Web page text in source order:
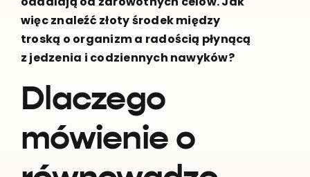
więc znaleźć złoty środek między
troską o organizm a radością płynącą
z jedzenia i codziennych nawyków?
Dlaczego
mówienie o